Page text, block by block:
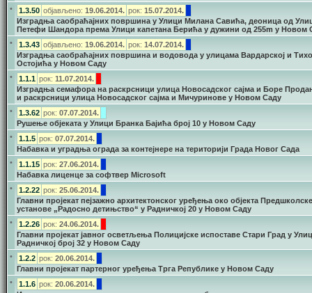
•
1.3.50 објављено: 19.06.2014. рок: 15.07.2014.
Изградња саобраћајних површина у Улици Милана Савића, деоница од
Петефи Шандора према Улици капетана Берића у дужини од 255m у Новом
•
1.3.43 објављено: 19.06.2014. рок: 14.07.2014.
Изградња саобраћајних површина и водовода у улицама Вардарској и
Остојића у Новом Саду
•
1.1.1 рок: 11.07.2014.
Изградња семафора на раскрсници улица Новосадског сајма и Боре
и раскрсници улица Новосадског сајма и Мичуринове у Новом Саду
•
1.3.62 рок: 07.07.2014.
Рушење објеката у Улици Бранка Бајића број 10 у Новом Саду
•
1.1.5 рок: 07.07.2014.
Набавка и уградња ограда за контејнере на територији Града Новог Сада
•
1.1.15 рок: 27.06.2014.
Набавка лиценце за софтвер Microsoft
•
1.2.22 рок: 25.06.2014.
Главни пројекат пејзажно архитектонског уређења око објекта Предшколске
установе „Радосно детињство“ у Радничкој 20 у Новом Саду
•
1.2.26 рок: 24.06.2014.
Главни пројекат јавног осветљења Полицијске испоставе Стари Град у
Радничкој број 32 у Новом Саду
•
1.2.2 рок: 20.06.2014.
Главни пројекат партерног уређења Трга Републике у Новом Саду
•
1.1.6 рок: 20.06.2014.